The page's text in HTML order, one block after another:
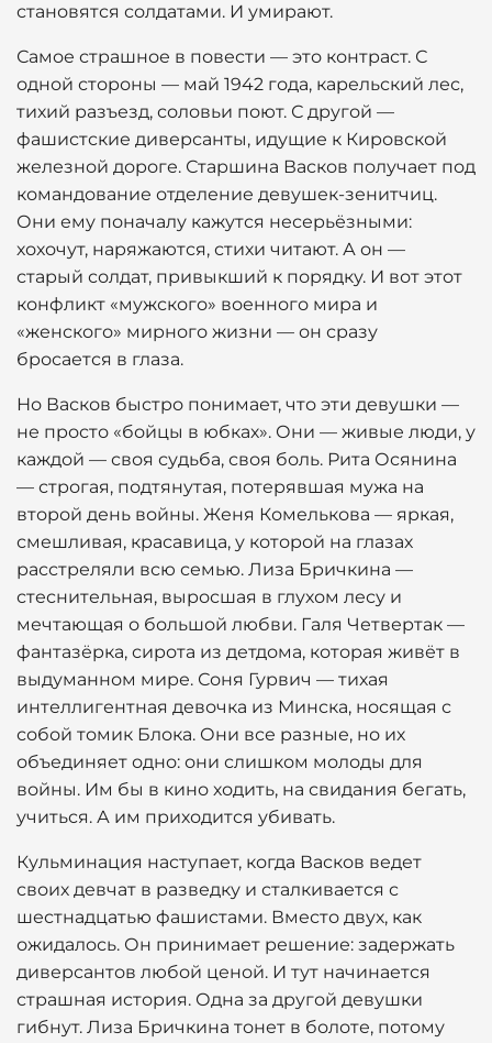
становятся солдатами. И умирают.
Самое страшное в повести — это контраст. С
одной стороны — май 1942 года, карельский лес,
тихий разъезд, соловьи поют. С другой —
фашистские диверсанты, идущие к Кировской
железной дороге. Старшина Васков получает под
командование отделение девушек-зенитчиц.
Они ему поначалу кажутся несерьёзными:
хохочут, наряжаются, стихи читают. А он —
старый солдат, привыкший к порядку. И вот этот
конфликт «мужского» военного мира и
«женского» мирного жизни — он сразу
бросается в глаза.
Но Васков быстро понимает, что эти девушки —
не просто «бойцы в юбках». Они — живые люди, у
каждой — своя судьба, своя боль. Рита Осянина
— строгая, подтянутая, потерявшая мужа на
второй день войны. Женя Комелькова — яркая,
смешливая, красавица, у которой на глазах
расстреляли всю семью. Лиза Бричкина —
стеснительная, выросшая в глухом лесу и
мечтающая о большой любви. Галя Четвертак —
фантазёрка, сирота из детдома, которая живёт в
выдуманном мире. Соня Гурвич — тихая
интеллигентная девочка из Минска, носящая с
собой томик Блока. Они все разные, но их
объединяет одно: они слишком молоды для
войны. Им бы в кино ходить, на свидания бегать,
учиться. А им приходится убивать.
Кульминация наступает, когда Васков ведет
своих девчат в разведку и сталкивается с
шестнадцатью фашистами. Вместо двух, как
ожидалось. Он принимает решение: задержать
диверсантов любой ценой. И тут начинается
страшная история. Одна за другой девушки
гибнут. Лиза Бричкина тонет в болоте, потому